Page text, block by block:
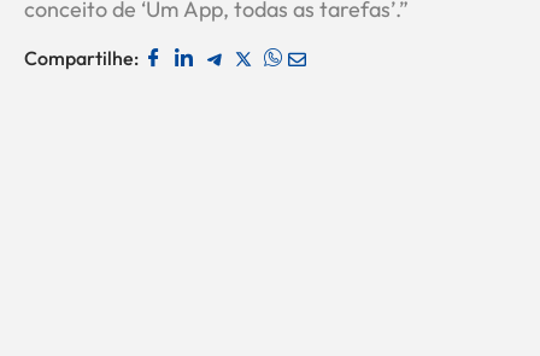
conceito de ‘Um App, todas as tarefas’.”
Compartilhe: